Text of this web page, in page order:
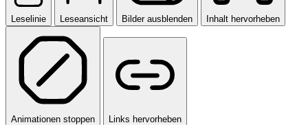
Leselinie Leseansicht Bilder ausblenden Inhalt hervorheben
Animationen stoppen Links hervorheben